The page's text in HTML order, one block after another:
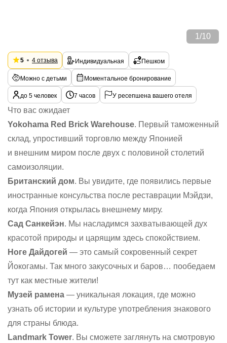
1 /10
5 4 отзыва Индивидуальная Пешком
Можно с детьми Моментальное бронирование
до 5 человек 7 часов У ресепшена вашего отеля
Что вас ожидает
Yokohama Red Brick Warehouse. Первый таможенный
склад, упростивший торговлю между Японией
и внешним миром после двух с половиной столетий
самоизоляции.
Британский дом. Вы увидите, где появились первые
иностранные консульства после реставрации Мэйдзи,
когда Япония открылась внешнему миру.
Сад Санкейэн. Мы насладимся захватывающей дух
красотой природы и царящим здесь спокойствием.
Ноге Дайдогей — это самый сокровенный секрет
Йокогамы. Так много закусочных и баров… пообедаем
тут как местные жители!
Музей рамена — уникальная локация, где можно
узнать об истории и культуре употребления знакового
для страны блюда.
Landmark Tower. Вы сможете заглянуть на смотровую